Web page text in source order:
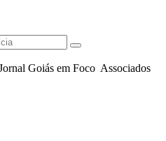
Goiás em Foco Associados